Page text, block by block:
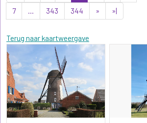
7
... 343 344 » »|
Terug naar kaartweergave